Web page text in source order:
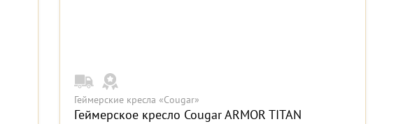
Геймерские кресла «Cougar»
Геймерское кресло Cougar ARMOR TITAN